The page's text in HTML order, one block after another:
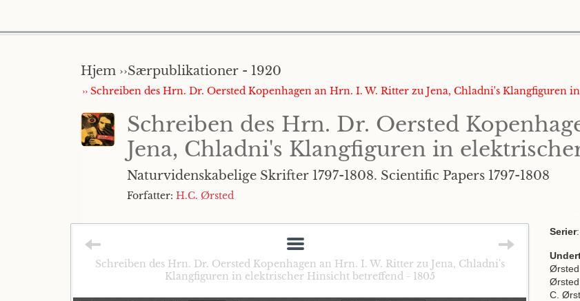
Hjem ››Særpublikationer - 1920
›› Schreiben des Hrn. Dr. Oersted Kopenhagen an Hrn. I. W. Ritter zu Jena, Chladni's Klangfiguren
Schreiben des Hrn. Dr. Oersted
Jena, Chladni's Klangfiguren in
Naturvidenskabelige Skrifter 1797-1808. Scientific Papers 1797-1808
Forfatter: H.C. Ørsted
Schreiben des Hrn. Dr. Oersted Kopenhagen an Hrn. I. W. Ritter zu Jena, Chladni's
Klangfiguren in elektrischer Hinsicht betreffend - 1805
Serier
C.